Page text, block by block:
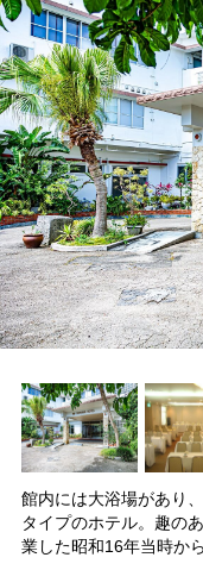
館内には大浴場があり
タイプのホテル。趣の
業した昭和16年当時か